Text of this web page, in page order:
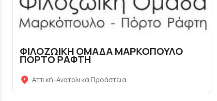
ΦΙΛΟΖΩΙΚΗ ΟΜΑΔΑ ΜΑΡΚΟΠΟΥΛΟ
ΠΟΡΤΟ ΡΑΦΤΗ
Αττική-Ανατολικά Προάστεια